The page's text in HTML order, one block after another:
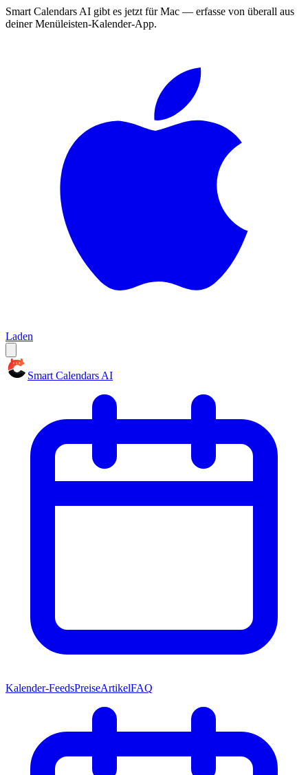
Smart Calendars AI gibt es jetzt für Mac — erfasse von überall aus
deiner Menüleisten-Kalender-App.
Laden
Smart Calendars AI
Kalender-FeedsPreiseArtikelFAQ